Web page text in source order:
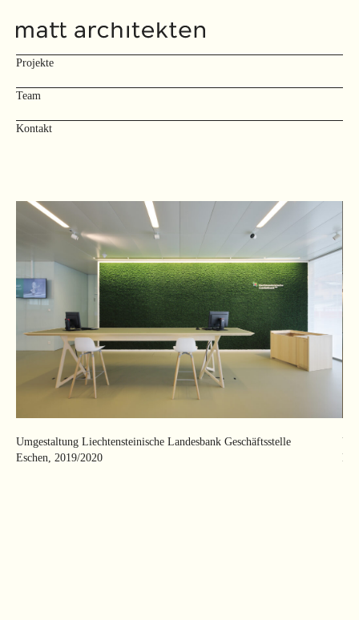
Projekte
Team
Kontakt
Umgestaltung Liechtensteinische Landesbank Geschäftsstelle
Eschen, 2019/2020